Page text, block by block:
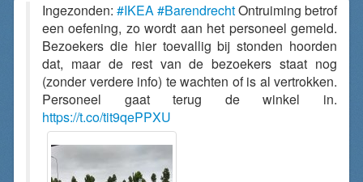
Ingezonden: #IKEA#BarendrechtOntruiming betrof
een oefening, zo wordt aan het personeel gemeld.
Bezoekers die hier toevallig bij stonden hoorden
dat, maar de rest van de bezoekers staat nog
(zonder verdere info) te wachten of is al vertrokken.
Personeel gaat terug de winkel in.
https://t.co/tit9qePPXU